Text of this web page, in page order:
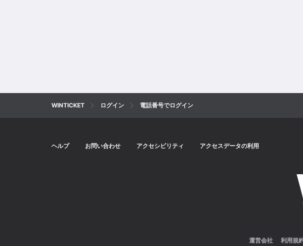
WINTICKET ログイン 電話番号でログイン
ヘルプ お問い合わせ アクセシビリティ アクセスデータの利用
運営会社 利用規